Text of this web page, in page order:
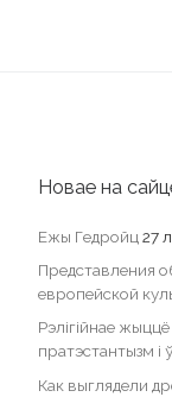
Новае на
Ежы Гедройц 27
Представления
европейской
Рэлігійнае
пратэстантызм і
Как выглядели